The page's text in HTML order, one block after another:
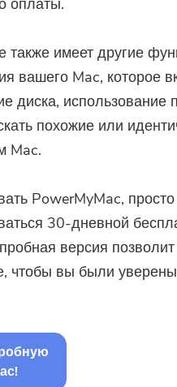
имеет другие
вашего Mac, которое
диска, использование
похожие или
Mac.
PowerMyMac, просто
30-дневной
версия
чтобы вы были